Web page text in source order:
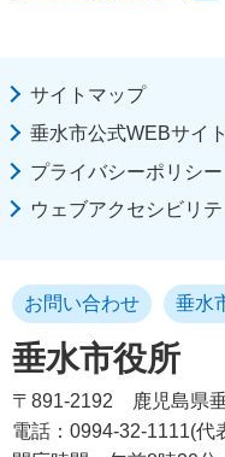
サイトマップ
垂水市公式WEBサイ
プライバシーポリシ
ウェブアクセシビリ
垂水市役所
お問い合わせ 垂水
〒891-2192
鹿児島県
電話：0994-32-1111(代